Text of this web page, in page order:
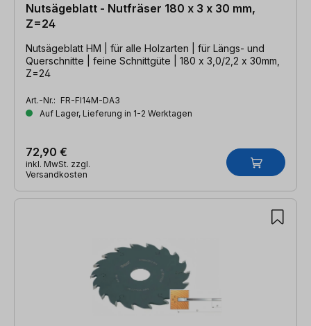
Nutsägeblatt - Nutfräser 180 x 3 x 30 mm,
Z=24
Nutsägeblatt HM | für alle Holzarten | für Längs- und
Querschnitte | feine Schnittgüte | 180 x 3,0/2,2 x 30mm,
Z=24
Art.-Nr.: FR-FI14M-DA3
Auf Lager, Lieferung in 1-2 Werktagen
72,90 €
inkl. MwSt. zzgl.
Versandkosten